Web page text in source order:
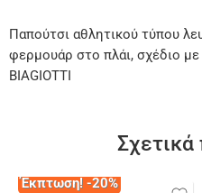
Παπούτσι αθλητικού τύπου
φερμουάρ στο πλάι, σχέδιο με
BIAGIOTTI
Σχετικά
Έκπτωση! -20%